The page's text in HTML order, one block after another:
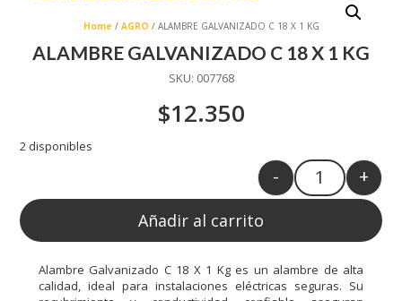
Home / AGRO / ALAMBRE GALVANIZADO C 18 X 1 KG
ALAMBRE GALVANIZADO C 18 X 1 KG
SKU: 007768
$12.350
2 disponibles
Quantity
- +
Añadir al carrito
Alambre Galvanizado C 18 X 1 Kg es un alambre de alta
calidad, ideal para instalaciones eléctricas seguras. Su